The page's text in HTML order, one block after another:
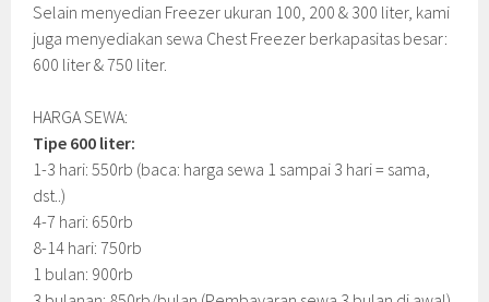
Selain menyedian Freezer ukuran 100, 200 & 300 liter, kami
juga menyediakan sewa Chest Freezer berkapasitas besar:
600 liter & 750 liter.
HARGA SEWA:
Tipe 600 liter:
1-3 hari: 550rb (baca: harga sewa 1 sampai 3 hari = sama,
dst..)
4-7 hari: 650rb
8-14 hari: 750rb
1 bulan: 900rb